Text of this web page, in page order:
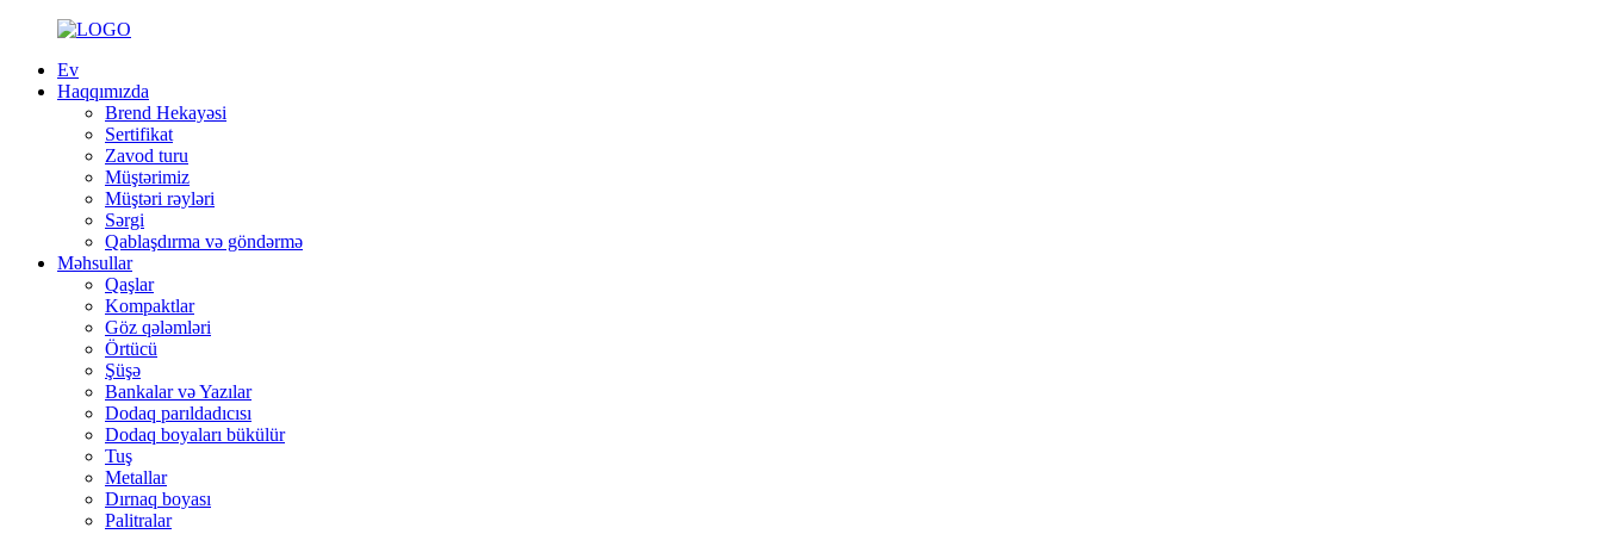
Ev
Haqqımızda
Brend Hekayəsi
Sertifikat
Zavod turu
Müştərimiz
Müştəri rəyləri
Sərgi
Qablaşdırma və göndərmə
Məhsullar
Qaşlar
Kompaktlar
Göz qələmləri
Örtücü
Şüşə
Bankalar və Yazılar
Dodaq parıldadıcısı
Dodaq boyaları bükülür
Tuş
Metallar
Dırnaq boyası
Palitralar